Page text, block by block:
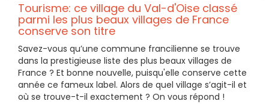
Tourisme: ce village du Val-d'Oise classé
parmi les plus beaux villages de France
conserve son titre
Savez-vous qu’une commune francilienne se trouve
dans la prestigieuse liste des plus beaux villages de
France ? Et bonne nouvelle, puisqu'elle conserve cette
année ce fameux label. Alors de quel village s’agit-il et
où se trouve-t-il exactement ? On vous répond !